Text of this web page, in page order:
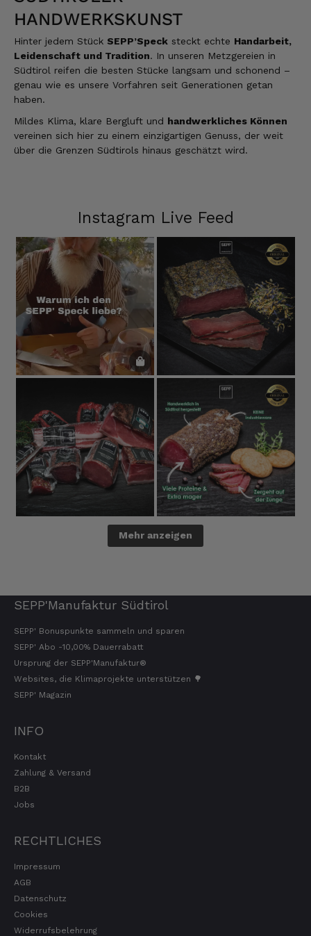
HANDWERKSKUNST
Hinter jedem Stück SEPP’Speck steckt echte Handarbeit,
Leidenschaft und Tradition. In unseren Metzgereien in
Südtirol reifen die besten Stücke langsam und schonend –
genau wie es unsere Vorfahren seit Generationen getan
haben.
Mildes Klima, klare Bergluft und handwerkliches Können
vereinen sich hier zu einem einzigartigen Genuss, der weit
über die Grenzen Südtirols hinaus geschätzt wird.
Instagram Live Feed
Mehr anzeigen
SEPP'Manufaktur Südtirol
SEPP' Bonuspunkte sammeln und sparen
SEPP' Abo -10,00% Dauerrabatt
Ursprung der SEPP'Manufaktur®
Websites, die Klimaprojekte unterstützen 🌳
SEPP' Magazin
INFO
Kontakt
Zahlung & Versand
B2B
Jobs
RECHTLICHES
Impressum
AGB
Datenschutz
Cookies
Widerrufsbelehrung